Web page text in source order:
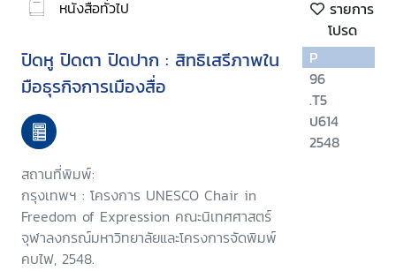
หนังสือทั่วไป
รายการ
โปรด
ปิดหู ปิดตา ปิดปาก : สิทธิเสรีภาพใน
มือธุรกิจการเมืองสื่อ
สถานที่พิมพ์:
กรุงเทพฯ : โครงการ UNESCO Chair in
Freedom of Expression คณะนิเทศศาสตร์
จุฬาลงกรณ์มหาวิทยาลัยและโครงการจัดพิมพ์
คบไฟ, 2548.
P
96
.T5
ป614
2548